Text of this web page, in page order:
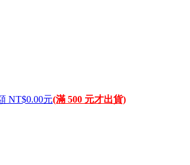
NT$0.00元(滿 500 元才出貨)